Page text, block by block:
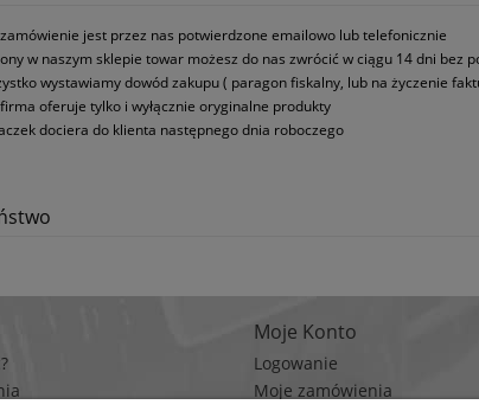
jest przez nas potwierdzone emailowo lub telefonicznie
w naszym sklepie towar możesz do nas zwrócić w ciągu 14 dni bez
wystawiamy dowód zakupu ( paragon fiskalny, lub na życzenie
oferuje tylko i wyłącznie oryginalne produkty
dociera do klienta następnego dnia roboczego
Moje Konto
Logowanie
Moje zamówienia